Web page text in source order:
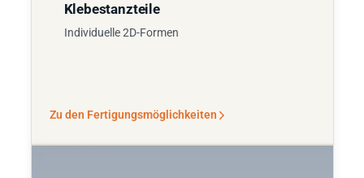
Klebestanzteile
Individuelle 2D-Formen
Zu den Fertigungsmöglichkeiten